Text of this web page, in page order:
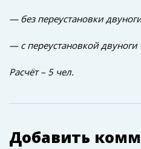
— без переустановки
— с переустановкой двуноги
Расчёт – 5 чел.
Добавить